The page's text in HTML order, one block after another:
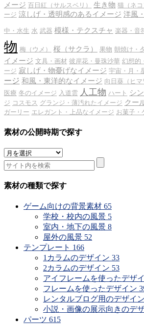
メージ 百日紅（サルスベリ） 生き物 猫（ネコ
ージ 涼しげ・透明感のあるイメージ 洋風
中・水生 水 武器 模様・テクスチャ 楽器・音
物 梅（ウメ） 桜（サクラ） 果物 朝焼け・
イメージ 文具・画材 彼岸花・曼珠沙華 幻想的
ージ 寂しげ・物憂げなイメージ 宇宙・月・
ージ 和風・東洋的なイメージ 向日葵（ヒマ
医療 冬のイメージ 入道雲 人工物 ハート シ
ジ コスモス グランジ・薄汚れたイメージ クー
ガーリー エレガント・上品なイメージ お菓子・
素材の公開時期で探す
素
材
の
公
素材の種類で探す
ゲーム向けの背景素材 65
学校・校内の風景 5
室内・地下の風景 8
屋外の風景 52
テンプレート 166
1カラムのデザイン 33
2カラムのデザイン 53
アイフレームを使ったデザ
フレームを使ったデザイン
レンタルブログ用のデザイン
小説・画像の展示向きのデ
パーツ 615